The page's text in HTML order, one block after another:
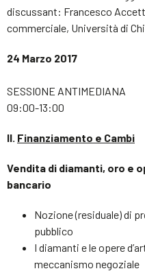
discussant: Francesco
commerciale, Università di
24 Marzo 2017
SESSIONE ANTIMEDIANA
09:00-13:00
II. Finanziamento e Cambi
Vendita di diamanti, oro e
bancario
Nozione (residuale) di
pubblico
I diamanti e le opere
meccanismo negoziale